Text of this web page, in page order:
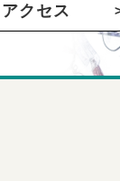
アクセス